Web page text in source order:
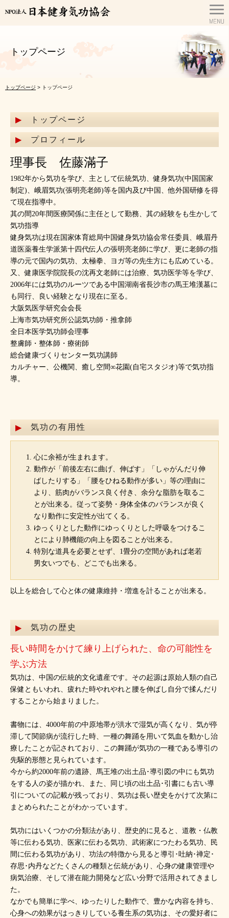
トップページ
トップページ > トップページ
トップページ
プロフィール
理事長 佐藤滿子
1982年から気功を学び、主として伝統気功、健身気功(中国国家
制定)、峨眉気功(張明亮老師)等を国内及び中国、他外国研修を得
て現在指導中。
其の間20年間医療関係に主任として勤務、其の経験をも生かして
気功指導
健身気功は現在国家体育総局中国健身気功協会常任委員、峨眉丹
道医薬養生学派第十四代伝人の張明亮老師に学び、更に老師の指
導の元で国内の気功、太極拳、ヨガ等の先生方にも広めている。
又、健康医学院院長の沈再文老師には治療、気功医学等を学び、
2006年には気功のルーツである中国湖南省長沙市の馬王堆漢墓に
も同行、良い経験となり現在に至る。
大阪気医学研究会会長
上海市気功研究所公認気功師・推拿師
全日本医学気功師会理事
整膚師・整体師・療術師
総合健康づくりセンター気功講師
カルチャー、公機関、癒し空間∞花園(自宅スタジオ)等で気功指
導。
気功の有用性
心に余裕が生まれます。
動作が「前後左右に曲げ、伸ばす」「しゃがんだり伸
ばしたりする」「腰をひねる動作が多い」等の理由に
より、筋肉がバランス良く付き、余分な脂肪を取るこ
とが出来る。従って姿勢・身体全体のバランスが良く
なり動作に安定性が出てくる。
ゆっくりとした動作にゆっくりとした呼吸をつけるこ
とにより肺機能の向上を図ることが出来る。
特別な道具を必要とせず、1畳分の空間があれば老若
男女いつでも、どこでも出来る。
以上を総合して心と体の健康維持・増進を計ることが出来る。
気功の歴史
長い時間をかけて練り上げられた、命の可能性を
学ぶ方法
気功は、中国の伝統的文化遺産です。その起源は原始人類の自己
保健ともいわれ、疲れた時やれやれと腰を伸ばし自分で揉んだり
することから始まりました。
書物には、4000年前の中原地帯が洪水で湿気が高くなり、気が停
滞して関節病が流行した時、一種の舞踊を用いて気血を動かし治
療したことが記されており、この舞踊が気功の一種である導引の
先駆的形態と見られています。
今から約2000年前の遺跡、馬王堆の出土品･導引図の中にも気功
をする人の姿が描かれ、また、同じ頃の出土品･引書にも古い導
引についての記載が残っており、気功は長い歴史をかけて次第に
まとめられたことがわかっています。
気功にはいくつかの分類法があり、歴史的に見ると、道教・仏教
等に伝わる気功、医家に伝わる気功、武術家につたわる気功、民
間に伝わる気功があり、功法の特徴から見ると導引･吐納･禅定･
存思･内丹などたくさんの種類と伝統があり、心身の健康管理や
病気治療、そして潜在能力開発など広い分野で活用されてきまし
た。
なかでも簡単に学べ、ゆったりした動作で、豊かな内容を持ち、
心身への効果がはっきりしている養生系の気功は、その愛好者に